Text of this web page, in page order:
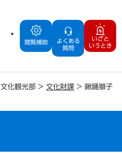
閲覧補助
よくある
質問
いざと
いうとき
文化観光部 > 文化財課 > 鍬踊獅子